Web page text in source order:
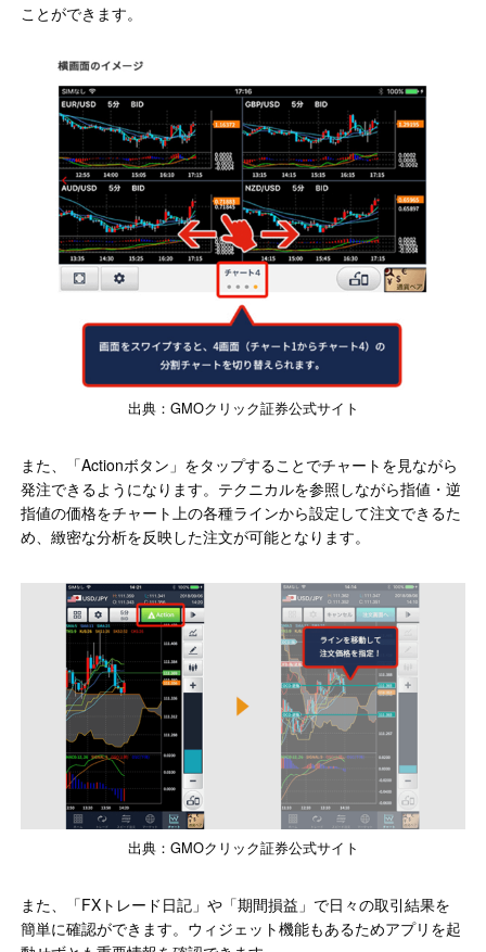
ことができます。
出典：GMOクリック証券公式サイト
また、「Actionボタン」をタップすることでチャートを見ながら
発注できるようになります。テクニカルを参照しながら指値・逆
指値の価格をチャート上の各種ラインから設定して注文できるた
め、緻密な分析を反映した注文が可能となります。
出典：GMOクリック証券公式サイト
また、「FXトレード日記」や「期間損益」で日々の取引結果を
簡単に確認ができます。ウィジェット機能もあるためアプリを起